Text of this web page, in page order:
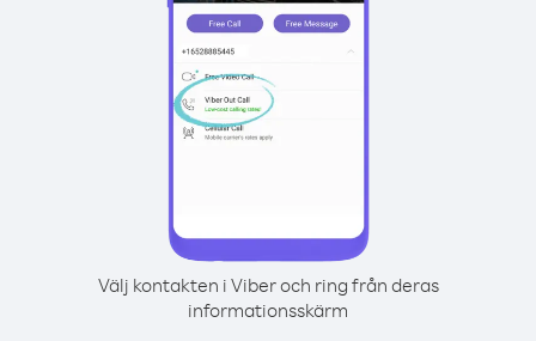
Välj kontakten i Viber och ring från deras
informationsskärm